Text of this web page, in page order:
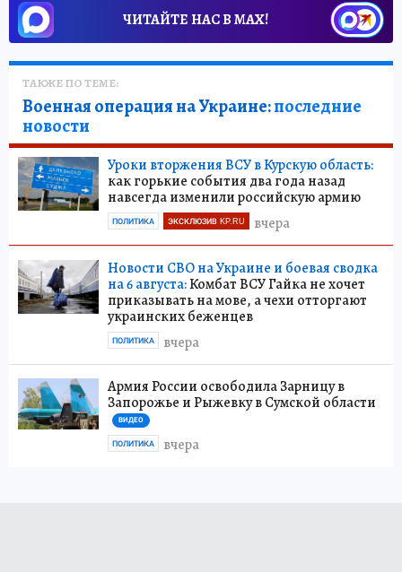
ЧИТАЙТЕ НАС В МАХ!
ТАКЖЕ ПО ТЕМЕ:
Военная операция на Украине:последние
новости
Уроки вторжения ВСУ в Курскую область:
как горькие события два года назад
навсегда изменили российскую армию
вчера
ПОЛИТИКА ЭКСКЛЮЗИВ KP.RU
Новости СВО на Украине и боевая сводка
на 6 августа:Комбат ВСУ Гайка не хочет
приказывать на мове, а чехи отторгают
украинских беженцев
вчера
ПОЛИТИКА
Армия России освободила Зарницу в
Запорожье и Рыжевку в Сумской области
ВИДЕО
вчера
ПОЛИТИКА